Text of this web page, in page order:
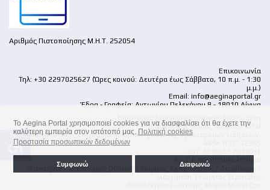
Το Aegina Portal χρησιμοποιεί cookies για να διασφαλίσει ότι θα έχετε την
καλύτερη εμπειρία στον ιστότοπό μας. Πολιτική cookies
Προστασία προσωπικών δεδομένων
Συμφωνώ Διαφωνώ
Αριθμός Πιστοποίησης Μ.Η.Τ. 252054
Επικοινωνία
Τηλ: +30 2297025627 (Ώρες κοινού: Δευτέρα έως Σάββατο, 10 π.μ. - 1:30
μ.μ.)
Email: info@aeginaportal.gr
Έδρα - Γραφεία: Αντωνίου Πελεκάνου 8 - 18010 Αίγινα
Επωνυμία: Στριγάρης Γεώργιος του Ιωάννη
Διακριτικός Τίτλος: Aegina Portal
Δραστηριότητες επιχείρησης: Δραστηριότητες πρακτορείων ειδήσεων.
Αρ. Γ.Ε.ΜΗ 095086209000
Ιδιοκτησία / Δικαιούχος Domain / Νομικός Εκπρόσωπος/ Διεύθυνση /
accessible